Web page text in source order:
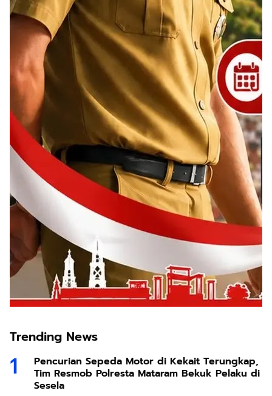
Trending News
Pencurian Sepeda Motor di Kekait Terungkap,
Tim Resmob Polresta Mataram Bekuk Pelaku di
Sesela